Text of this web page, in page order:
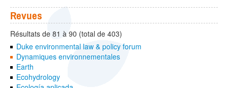
?
Revues
Résultats de 81 à 90 (total de 403)
Duke environmental law & policy forum
Dynamiques environnementales
Earth
Ecohydrology